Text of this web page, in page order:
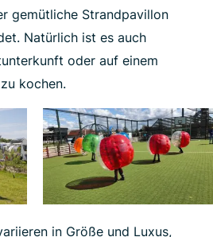
gemütliche Strandpavillon
Natürlich ist es auch
oder auf einem
kochen.
in Größe und Luxus,